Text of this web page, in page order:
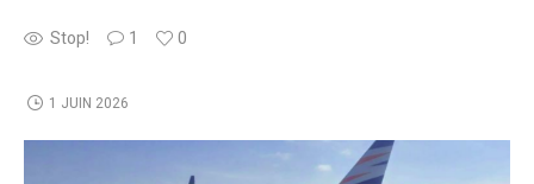
Stop! 1 0
1 JUIN 2026